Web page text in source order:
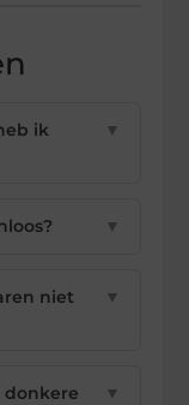
ik
▼
▼
niet
▼
donkere
▼